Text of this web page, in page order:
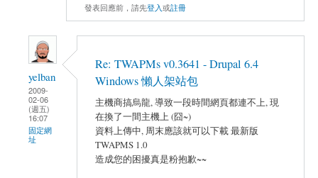
發表回應前，請先登入或註冊
yelban
2009-
02-06
(週五)
16:07
固定網
址
Re: TWAPMs v0.3641 - Drupal 6.4
Windows 懶人架站包
主機商搞烏龍, 導致一段時間網頁都連不上, 現
在換了一間主機上 (囧~)
資料上傳中, 周末應該就可以下載 最新版
TWAPMS 1.0
造成您的困擾真是粉抱歉~~